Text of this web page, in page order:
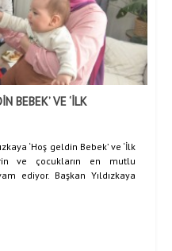
BEBEK’ VE ‘İLK
‘Hoş geldin Bebek’ ve ‘İlk
ve çocukların en mutlu
ediyor. Başkan Yıldızkaya